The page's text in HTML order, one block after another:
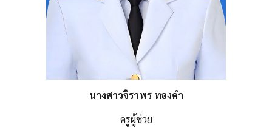
นางสาวจิราพร ทองคำ
ครูผู้ช่วย